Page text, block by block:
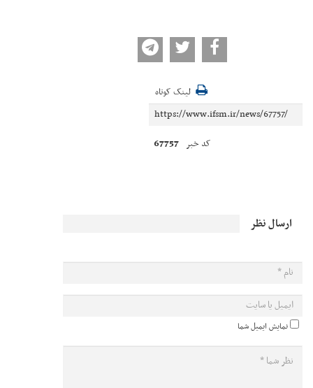
لینک کوتاه
کد خبر 67757
ارسال نظر
نمایش ایمیل شما